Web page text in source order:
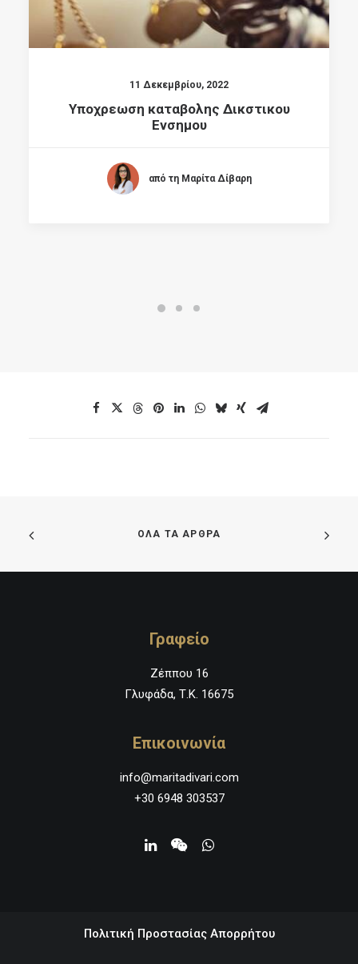
11 Δεκεμβρίου, 2022
Υποχρεωση καταβολης Δικστικου
Ενσημου
από τη Μαρίτα Δίβαρη
ΟΛΑ ΤΑ ΑΡΘΡΑ
Γραφείο
Ζέππου 16
Γλυφάδα, Τ.Κ. 16675
Επικοινωνία
info@maritadivari.com
+30 6948 303537
Πολιτική Προστασίας Απορρήτου